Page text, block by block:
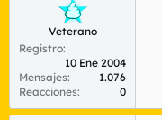
Veterano
Registro
10 Ene 2004
Mensajes
1.076
Reacciones
0